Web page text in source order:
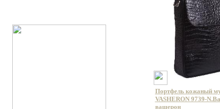
Портфель кожаный
VASHERON 9739-
вашерон